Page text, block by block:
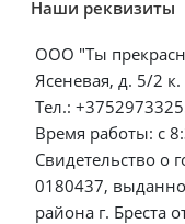
Наши реквизиты
ООО "Ты
Ясеневая, д. 5/2 к.
Тел.:
Время работы: с
Свидетельство о
0180437,
района г. Бреста